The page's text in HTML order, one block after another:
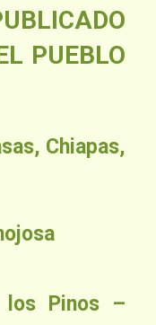
PUEBLO
Chiapas,
los Pinos –